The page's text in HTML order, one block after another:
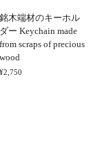
くださっ
います。
幸いで
銘木端材のキーホル
ダー Keychain made
from scraps of precious
wood
¥2,750